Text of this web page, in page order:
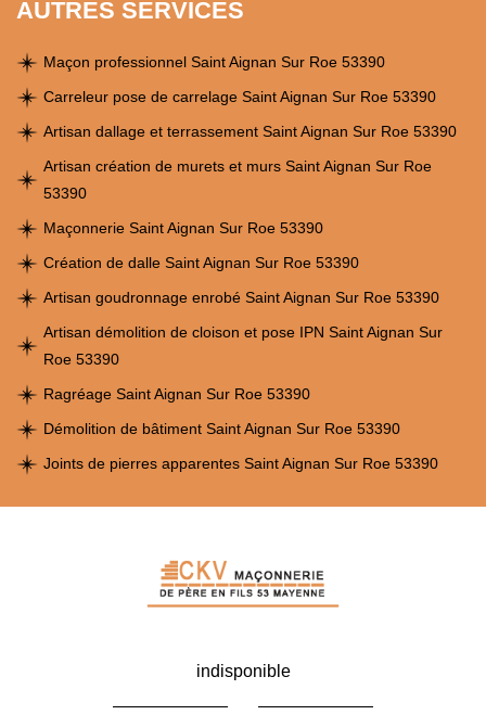
AUTRES SERVICES
Maçon professionnel Saint Aignan Sur Roe 53390
Carreleur pose de carrelage Saint Aignan Sur Roe 53390
Artisan dallage et terrassement Saint Aignan Sur Roe 53390
Artisan création de murets et murs Saint Aignan Sur Roe
53390
Maçonnerie Saint Aignan Sur Roe 53390
Création de dalle Saint Aignan Sur Roe 53390
Artisan goudronnage enrobé Saint Aignan Sur Roe 53390
Artisan démolition de cloison et pose IPN Saint Aignan Sur
Roe 53390
Ragréage Saint Aignan Sur Roe 53390
Démolition de bâtiment Saint Aignan Sur Roe 53390
Joints de pierres apparentes Saint Aignan Sur Roe 53390
indisponible